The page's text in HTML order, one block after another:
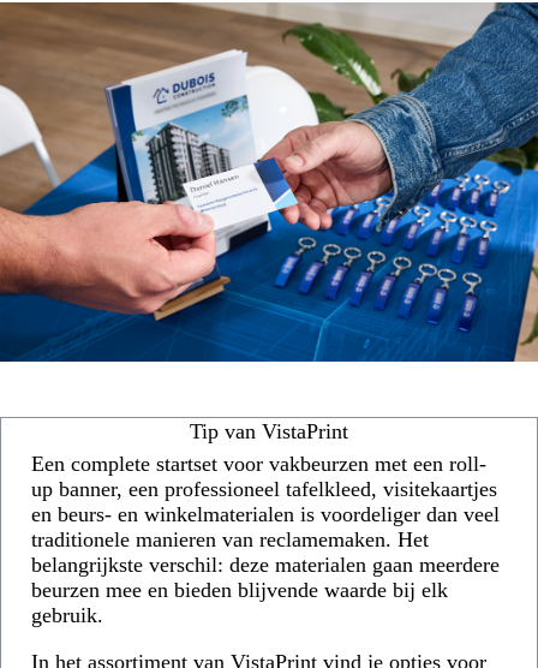
Tip van VistaPrint
Een complete startset voor vakbeurzen met een roll-
up banner, een professioneel tafelkleed, visitekaartjes
en beurs- en winkelmaterialen is voordeliger dan veel
traditionele manieren van reclamemaken. Het
belangrijkste verschil: deze materialen gaan meerdere
beurzen mee en bieden blijvende waarde bij elk
gebruik.
In het assortiment van VistaPrint vind je opties voor